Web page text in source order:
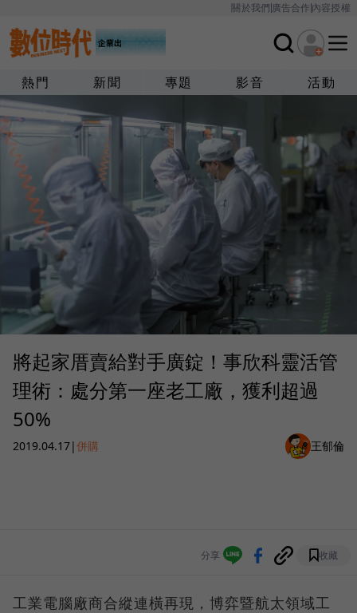
關於我們廣告合作內容授權
熱門 新聞 專題 影音 活動
將起家厝賣給對手廣錠！事欣科靈活管
理術：處分第一座老工廠，獲利超過
50%
2019.04.17|併購 王郁倫
分享 收藏
工業電腦廠商合縱連橫再現，博弈暨航太領域工